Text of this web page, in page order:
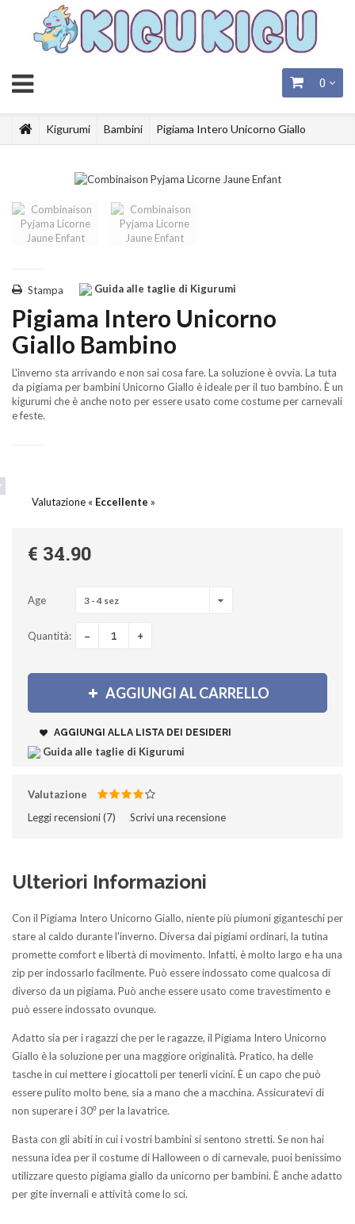
0
Kigurumi Bambini Pigiama Intero Unicorno Giallo
Guida alle taglie di Kigurumi
Stampa
Pigiama Intero Unicorno
Giallo Bambino
L'inverno sta arrivando e non sai cosa fare. La soluzione è ovvia. La tuta
da pigiama per bambini Unicorno Giallo è ideale per il tuo bambino. È un
kigurumi che è anche noto per essere usato come costume per carnevali
e feste.
Valutazione « Eccellente »
€ 34.90
Age 3 - 4 sez
Quantità: - +
AGGIUNGI AL CARRELLO
AGGIUNGI ALLA LISTA DEI DESIDERI
Guida alle taglie di Kigurumi
Valutazione
Leggi recensioni (7)‎ Scrivi una recensione
Ulteriori Informazioni
Con il Pigiama Intero Unicorno Giallo, niente più piumoni giganteschi per
stare al caldo durante l'inverno. Diversa dai pigiami ordinari, la tutina
promette comfort e libertà di movimento. Infatti, è molto largo e ha una
zip per indossarlo facilmente. Può essere indossato come qualcosa di
diverso da un pigiama. Può anche essere usato come travestimento e
può essere indossato ovunque.
Adatto sia per i ragazzi che per le ragazze, il Pigiama Intero Unicorno
Giallo è la soluzione per una maggiore originalità. Pratico, ha delle
tasche in cui mettere i giocattoli per tenerli vicini. È un capo che può
essere pulito molto bene, sia a mano che a macchina. Assicuratevi di
non superare i 30⁰ per la lavatrice.
Basta con gli abiti in cui i vostri bambini si sentono stretti. Se non hai
nessuna idea per il costume di Halloween o di carnevale, puoi benissimo
utilizzare questo pigiama giallo da unicorno per bambini. È anche adatto
per gite invernali e attività come lo sci.